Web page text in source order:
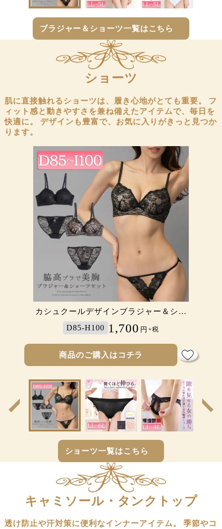
ブラジャー＆ショーツ一覧はこちら
ショーツ
肌に直接触れるショーツは、履き心地がとても重要。
フ
ィット感と動きやすさを兼ね備えたアイテムで、毎日を
快適に。
デザインも豊富で、お気に入りがきっと見つか
ります。
バックレーススタンダードショーツ
LL-4L 2,200円 +税
商品のご購入はコチラ
サニタリーメッシュショーツ
LL-8L 1,480円 +税
商品のご購入はコチラ
シームレスショーツ
LL-5L 1,780円 +税
商品のご購入はコチラ
着痩せ!!シェイプアップハイウエストガ
ードルショーツ
L-4L 2,580円 +税
商品のご購入はコチラ
カシュクールデザインブラジャー＆ショ
ーツセット
D85-H100 1,700 円 +税
商品のご購入はコチラ
前
次
ショーツ一覧はこちら
キャミソール・タンクトップ
透け防止や汗対策に便利なインナーアイテム。
季節やコ